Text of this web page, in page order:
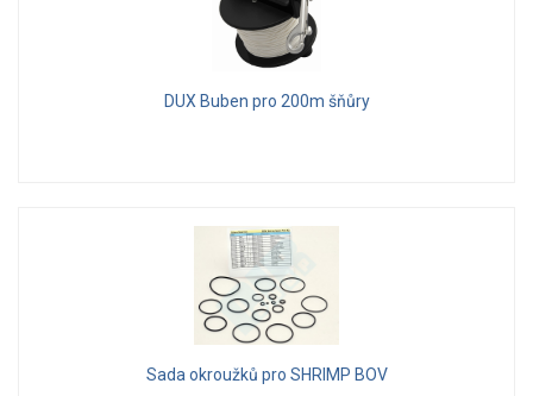
DUX Buben pro 200m šňůry
Sada okroužků pro SHRIMP BOV